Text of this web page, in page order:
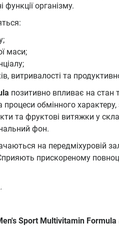
функції організму.
маси;
витривалості та
позитивно впливає на стан
обмінного
та фруктові витяжки у
фон.
на передміхуровій
прискореному
Sport Multivitamin Formula